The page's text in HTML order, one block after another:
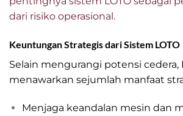
dari risiko operasional.
Keuntungan Strategis dari Sistem LOTO
Selain mengurangi potensi cedera,
menawarkan sejumlah manfaat
Menjaga keandalan mesin dan